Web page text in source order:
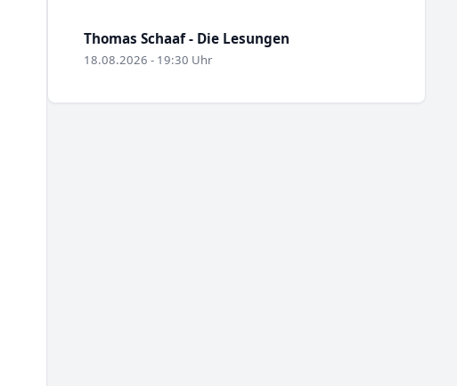
Thomas Schaaf - Die Lesungen
18.08.2026 - 19:30 Uhr